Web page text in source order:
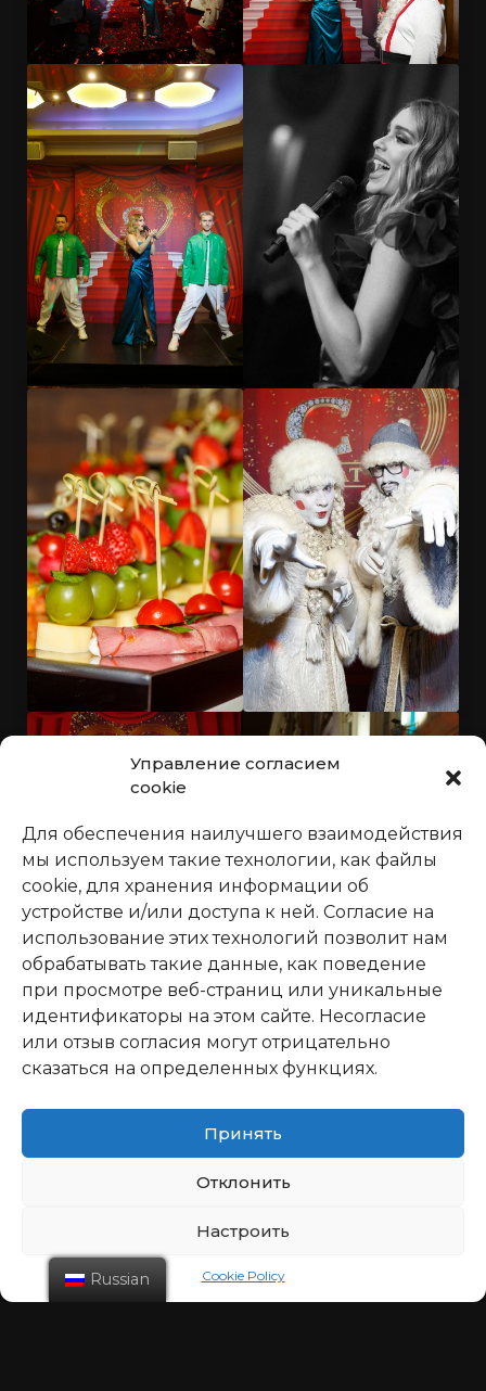
Управление согласием
cookie
Для обеспечения наилучшего взаимодействия
мы используем такие технологии, как файлы
cookie, для хранения информации об
устройстве и/или доступа к ней. Согласие на
использование этих технологий позволит нам
обрабатывать такие данные, как поведение
при просмотре веб-страниц или уникальные
идентификаторы на этом сайте. Несогласие
или отзыв согласия могут отрицательно
сказаться на определенных функциях.
Принять
Отклонить
Настроить
Cookie Policy
Russian